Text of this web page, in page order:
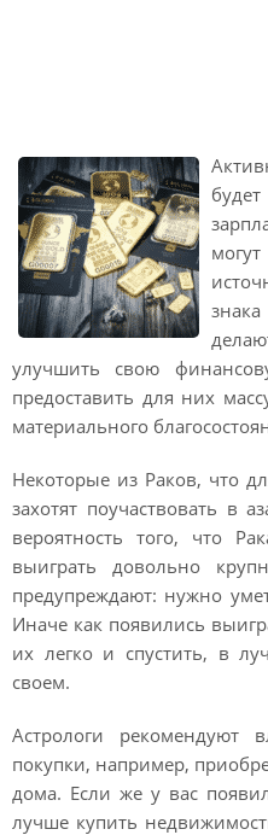
улучшить свою
предоставить для них
материального
Некоторые из Раков, что
захотят поучаствовать в
вероятность того, что
выиграть довольно
предупреждают: нужно
Иначе как появились
их легко и спустить, в
своем.
Астрологи рекомендуют
покупки, например,
дома. Если же у вас
лучше купить